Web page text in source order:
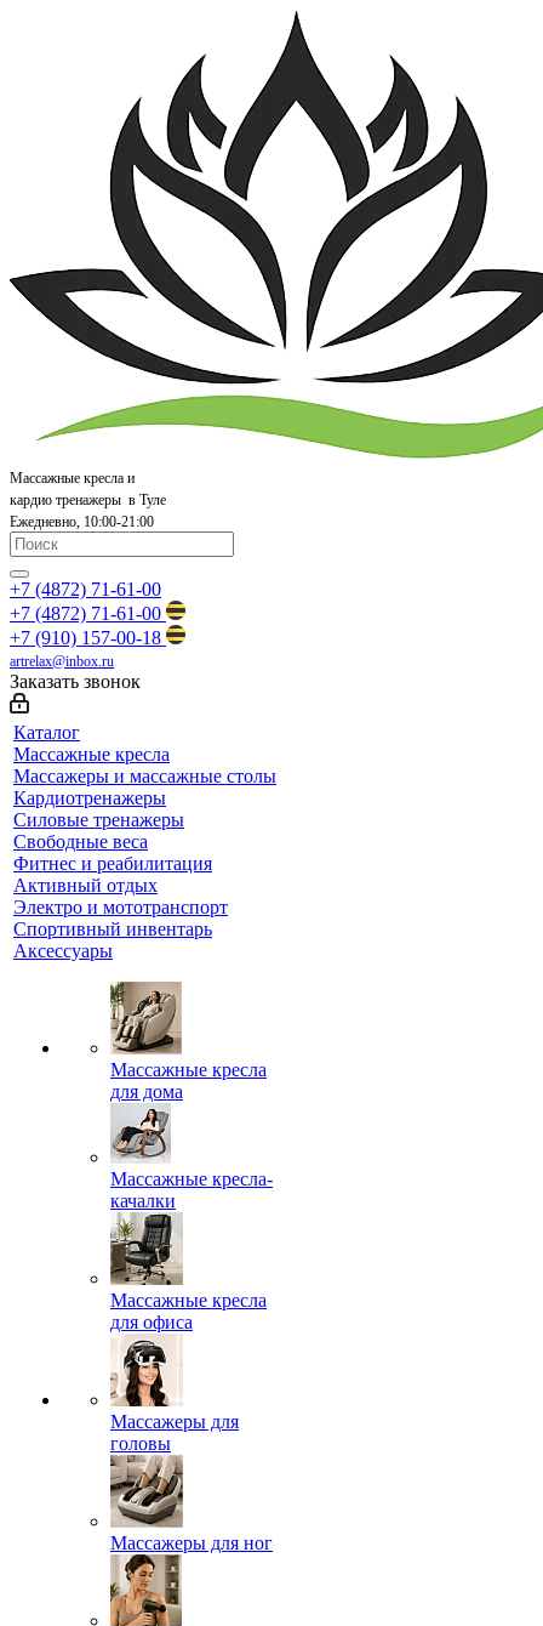
Массажные кресла и
кардио тренажеры в Туле
Ежедневно, 10:00-21:00
+7 (4872) 71-61-00
+7 (4872) 71-61-00
+7 (910) 157-00-18
artrelax@inbox.ru
Заказать звонок
Каталог
Массажные кресла
Массажеры и массажные столы
Кардиотренажеры
Силовые тренажеры
Свободные веса
Фитнес и реабилитация
Активный отдых
Электро и мототранспорт
Спортивный инвентарь
Аксессуары
Массажные кресла
для дома
Массажные кресла-
качалки
Массажные кресла
для офиса
Массажеры для
головы
Массажеры для ног